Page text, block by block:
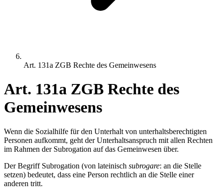
Art. 131a ZGB Rechte des Gemeinwesens
Art. 131a ZGB Rechte des
Gemeinwesens
Wenn die Sozialhilfe für den Unterhalt von unterhaltsberechtigten
Personen aufkommt, geht der Unterhaltsanspruch mit allen Rechten
im Rahmen der Subrogation auf das Gemeinwesen über.
Der Begriff Subrogation (von lateinisch subrogare: an die Stelle
setzen) bedeutet, dass eine Person rechtlich an die Stelle einer
anderen tritt.